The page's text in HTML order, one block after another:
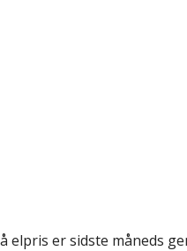
elpris er sidste måneds